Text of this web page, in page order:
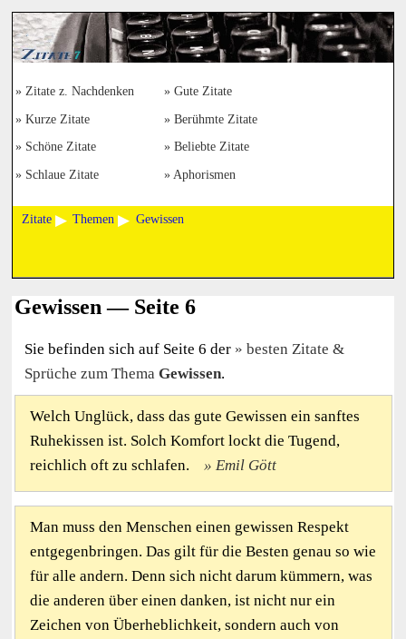
Zitate z. Nachdenken Gute Zitate
Kurze Zitate Berühmte Zitate
Schöne Zitate Beliebte Zitate
Schlaue Zitate Aphorismen
Zitate Themen Gewissen
Gewissen — Seite 6
Sie befinden sich auf Seite 6 der
besten Zitate &
Sprüche zum Thema Gewissen.
Welch Unglück, dass das gute Gewissen ein sanftes
Ruhekissen ist. Solch Komfort lockt die Tugend,
reichlich oft zu schlafen.
Emil Gött
Man muss den Menschen einen gewissen Respekt
entgegenbringen. Das gilt für die Besten genau so wie
für alle andern. Denn sich nicht darum kümmern, was
die anderen über einen danken, ist nicht nur ein
Zeichen von Überheblichkeit, sondern auch von